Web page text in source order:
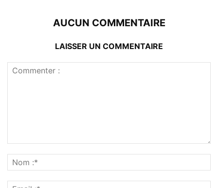
AUCUN COMMENTAIRE
LAISSER UN COMMENTAIRE